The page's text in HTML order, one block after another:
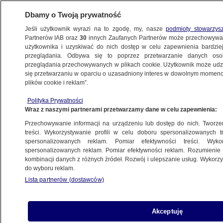
BIZNES
ZE ŚWIATA
"Sam robiłem sobie kawę"
Oprac.Jan Sowa
28.05.2026, 15:45
Posłuchaj artykułu
Czyta lektor AI
Dbamy o Twoją prywatność
Jeśli użytkownik wyrazi na to zgodę, my, naszepodmioty
Partnerów IAB oraz30 innych Zaufanych Partnerów może
użytkownika i uzyskiwać do nich dostęp w celu zapewnienia
przeglądania. Odbywa się to poprzez przetwarzanie danych
przeglądania przechowywanych w plikach cookie. Użytkownik może
się przetwarzaniu w oparciu o uzasadniony interes w dowolnym
plików cookie i reklam”.
Polityka Prywatności
Wraz z naszymi partnerami przetwarzamy dane w celu zapewnienia:
Przechowywanie informacji na urządzeniu lub dostęp do nich.
treści. Wykorzystywanie profili w celu doboru spersonalizowanych
spersonalizowanych reklam. Pomiar efektywności treści.
spersonalizowanych reklam. Pomiar efektywności reklam.
kombinacji danych z różnych źródeł. Rozwój i ulepszanie usług.
do wyboru reklam.
Lista partnerów (dostawców)
Akceptuję